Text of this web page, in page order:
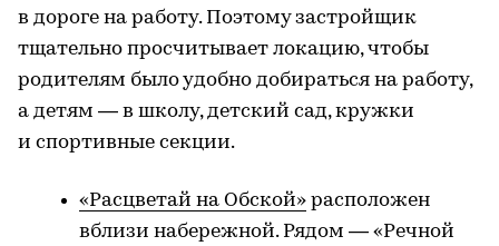
в дороге на работу. Поэтому застройщик
тщательно просчитывает локацию, чтобы
родителям было удобно добираться на работу,
а детям — в школу, детский сад, кружки
и спортивные секции.
«Расцветай на Обской» расположен
вблизи набережной. Рядом — «Речной